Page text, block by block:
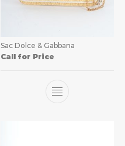
Sac Dolce & Gabbana
Call for Price